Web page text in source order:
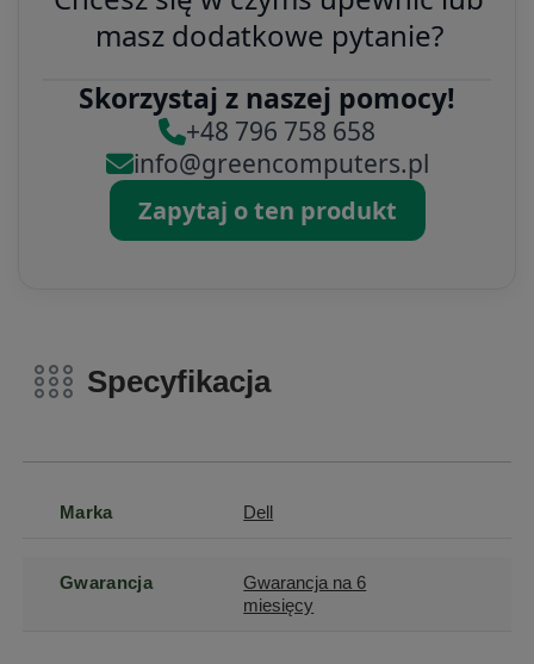
masz dodatkowe pytanie?
Skorzystaj z naszej pomocy!
+48 796 758 658
info@greencomputers.pl
Zapytaj o ten produkt
Specyfikacja
Marka Dell
Gwarancja
Gwarancja na 6
miesięcy